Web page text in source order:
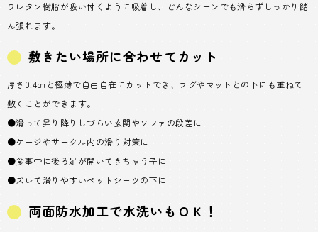
ウレタン樹脂が吸い付くように吸着し、どんなシーンでも滑らずしっかり踏
ん張れます。
敷きたい場所に合わせてカット
厚さ0.4㎝と極薄で自由自在にカットでき、ラグやマットとの下にも重ねて
敷くことができます。
●滑って昇り降りしづらい玄関やソファの段差に
●ケージやサークル内の滑り対策に
●食事中に後ろ足が開いてきちゃう子に
●ズレて滑りやすいペットシーツの下に
両面防水加工で水洗いもＯＫ！